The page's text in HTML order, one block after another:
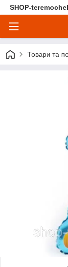
SHOP-
Товари та